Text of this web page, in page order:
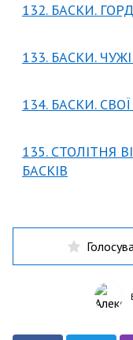
132. БАСКИ.
133. БАСКИ.
134. БАСКИ.
135. СТОЛІТНЯ
БАСКІВ